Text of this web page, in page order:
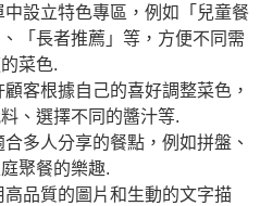
中設立特色專區，例如「兒童餐
「長者推薦」等，方便不同需
菜色.
顧客根據自己的喜好調整菜色，
、選擇不同的醬汁等.
合多人分享的餐點，例如拼盤、
聚餐的樂趣.
高品質的圖片和生動的文字描